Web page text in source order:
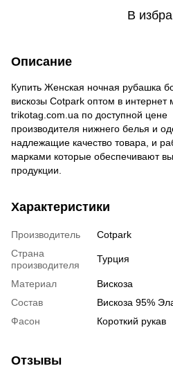
В
Описание
Купить Женская ночная рубашка
вискозы Сotpark оптом в интернет
trikotag.com.ua по доступной
производителя нижнего белья и
надлежащие качество товара, и
марками которые обеспечивают
продукции.
Характеристики
Производитель
Cotpark
Страна
производителя
Турция
Материал
Вискоза
Состав
Вискоза 95%
Фасон
Короткий рукав
Отзывы